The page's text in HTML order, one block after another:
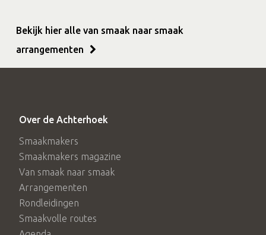
Bekijk hier alle van smaak naar smaak
arrangementen
Over de Achterhoek
Smaakmakers
Smaakmakers magazine
Van smaak naar smaak
Arrangementen
Rondleidingen
Smaakvolle routes